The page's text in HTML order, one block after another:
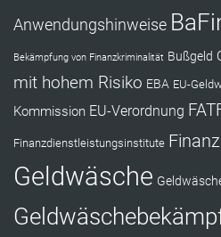
Anwendungshinweise
Bekämpfung von Finanzkriminalität Bußgeld
mit hohem Risiko EBA EU-
Kommission EU-Verordnung
Finanzdienstleistungsinstitute
Geldwäsche